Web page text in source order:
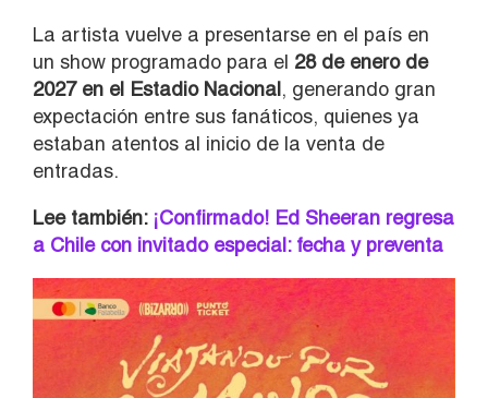
La artista vuelve a presentarse en el país en
un show programado para el 28 de enero de
2027 en el Estadio Nacional, generando gran
expectación entre sus fanáticos, quienes ya
estaban atentos al inicio de la venta de
entradas.
Lee también: ¡Confirmado! Ed Sheeran regresa
a Chile con invitado especial: fecha y preventa